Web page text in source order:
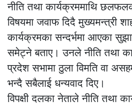
नीति तथा कार्यक्रममाथि
विषयमा जवाफ दिदै मुख्यमन्त्री
कार्यक्रमका सन्दर्भमा आएका
समेट्ने बताए। उनले नीति तथा
प्रदेश सभामा ठुला विमति वा
भन्दै सबैलाई धन्यवाद दिए।
विपक्षी दलका नेताले नीति तथा